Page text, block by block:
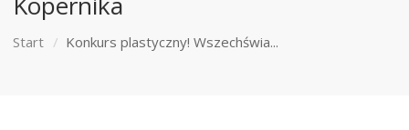
Start Konkurs plastyczny! Wszechświa...